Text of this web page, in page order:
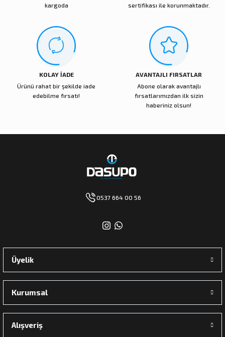
kargoda
sertifikası ile korunmaktadır.
KOLAY İADE
Ürünü rahat bir şekilde iade
edebilme fırsatı!
AVANTAJLI FIRSATLAR
Abone olarak avantajlı
fırsatlarımızdan ilk sizin
haberiniz olsun!
0537 664 00 56
Üyelik
Kurumsal
Alışveriş